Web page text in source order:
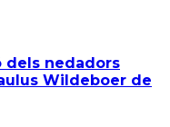
dels nedadors
Wildeboer de